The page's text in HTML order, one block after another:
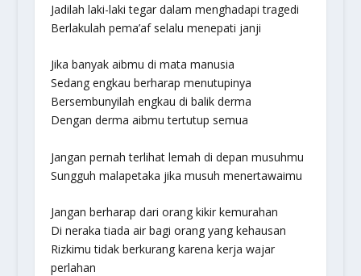
Jadilah laki-laki tegar dalam menghadapi tragedi
Berlakulah pema’af selalu menepati janji
Jika banyak aibmu di mata manusia
Sedang engkau berharap menutupinya
Bersembunyilah engkau di balik derma
Dengan derma aibmu tertutup semua
Jangan pernah terlihat lemah di depan musuhmu
Sungguh malapetaka jika musuh menertawaimu
Jangan berharap dari orang kikir kemurahan
Di neraka tiada air bagi orang yang kehausan
Rizkimu tidak berkurang karena kerja wajar
perlahan